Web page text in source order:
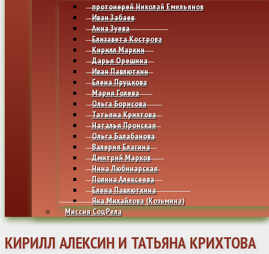
протоиерей Николай Емельянов
Иван Забаев
Анна Зуева
Елизавета Кострова
Кирилл Маркин
Дарья Орешина
Иван Павлюткин
Елена Пруцкова
Мария Голева
Ольга Борисова
Татьяна Крихтова
Наталья Пронская
Ольга Балабанова
Валерия Елагина
Дмитрий Марков
Нина Любинарская
Полина Алексеева
Елена Павлюткина
Яна Михайлова (Козьмина)
Миссия СоцРела
КИРИЛЛ АЛЕКСИН И ТАТЬЯНА КРИХТОВА